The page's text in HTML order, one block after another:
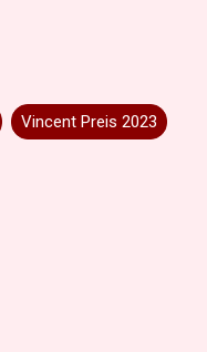
Vincent Preis 2023